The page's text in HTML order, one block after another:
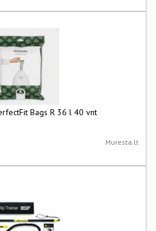
Bags R 36 l 40 vnt
Muresta.lt